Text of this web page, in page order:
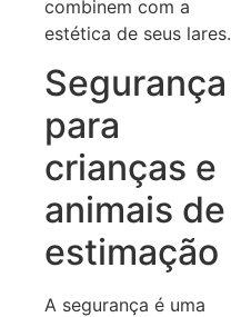
combinem com a
estética de seus lares.
Segurança
para
crianças e
animais de
estimação
A segurança é uma